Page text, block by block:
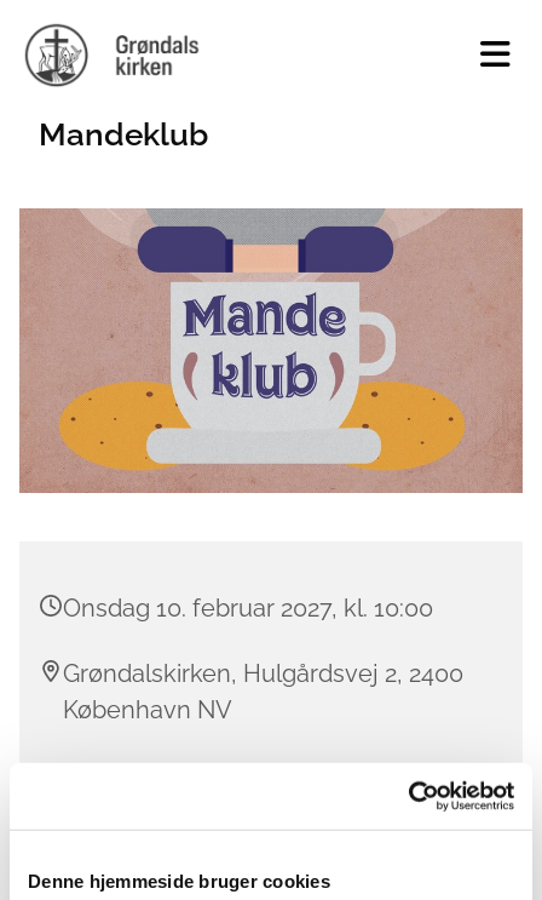
Denne hjemmeside bruger cookies
Mandeklub
Onsdag 10. februar 2027, kl. 10:00
Grøndalskirken, Hulgårdsvej 2, 2400
København NV
Kom, kom, kom ud af huset ...
... og skift kabalen og fjernsynet ud med hyggelig